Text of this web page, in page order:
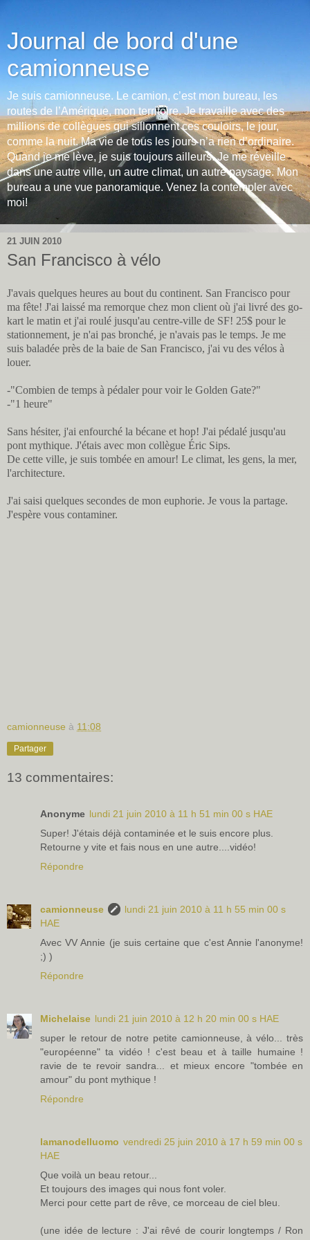
Journal de bord d'une
camionneuse
Je suis camionneuse. Le camion, c’est mon bureau, les
routes de l’Amérique, mon territoire. Je travaille avec des
millions de collègues qui sillonnent ces couloirs, le jour,
comme la nuit. Ma vie de tous les jours n’a rien d’ordinaire.
Quand je me lève, je suis toujours ailleurs. Je me réveille
dans une autre ville, un autre climat, un autre paysage. Mon
bureau a une vue panoramique. Venez la contempler avec
moi!
21 JUIN 2010
San Francisco à vélo
J'avais quelques heures au bout du continent. San Francisco pour
ma fête! J'ai laissé ma remorque chez mon client où j'ai livré des go-
kart le matin et j'ai roulé jusqu'au centre-ville de SF! 25$ pour le
stationnement, je n'ai pas bronché, je n'avais pas le temps. Je me
suis baladée près de la baie de San Francisco, j'ai vu des vélos à
louer.
-"Combien de temps à pédaler pour voir le Golden Gate?"
-"1 heure"
Sans hésiter, j'ai enfourché la bécane et hop! J'ai pédalé jusqu'au
pont mythique. J'étais avec mon collègue Éric Sips.
De cette ville, je suis tombée en amour! Le climat, les gens, la mer,
l'architecture.
J'ai saisi quelques secondes de mon euphorie. Je vous la partage.
J'espère vous contaminer.
camionneuse à 11:08
Partager
13 commentaires:
Anonyme lundi 21 juin 2010 à 11 h 51 min 00 s HAE
Super! J'étais déjà contaminée et le suis encore plus.
Retourne y vite et fais nous en une autre....vidéo!
Répondre
camionneuse
lundi 21 juin 2010 à 11 h 55 min 00 s
HAE
Avec VV Annie (je suis certaine que c'est Annie l'anonyme!
;) )
Répondre
Michelaise lundi 21 juin 2010 à 12 h 20 min 00 s HAE
super le retour de notre petite camionneuse, à vélo... très
"européenne" ta vidéo ! c'est beau et à taille humaine !
ravie de te revoir sandra... et mieux encore "tombée en
amour" du pont mythique !
Répondre
lamanodelluomo vendredi 25 juin 2010 à 17 h 59 min 00 s
HAE
Que voilà un beau retour...
Et toujours des images qui nous font voler.
Merci pour cette part de rêve, ce morceau de ciel bleu.
(une idée de lecture : J'ai rêvé de courir longtemps / Ron